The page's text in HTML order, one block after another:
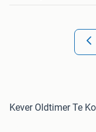
Kever Oldtimer Te